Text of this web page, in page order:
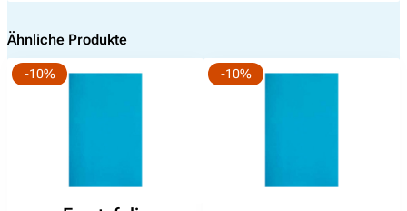
Ähnliche Produkte
-10% -10%